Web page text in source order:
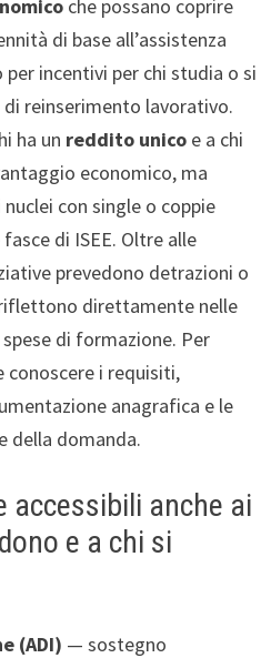
che possano coprire
di base all’assistenza
per incentivi per chi studia o si
reinserimento lavorativo.
ha un reddito unicoe a chi
economico, ma
con single o coppie
di ISEE. Oltre alle
prevedono detrazioni o
direttamente nelle
di formazione. Per
conoscere i requisiti,
anagrafica e le
della domanda.
accessibili anche ai
e a chi si
(ADI) — sostegno